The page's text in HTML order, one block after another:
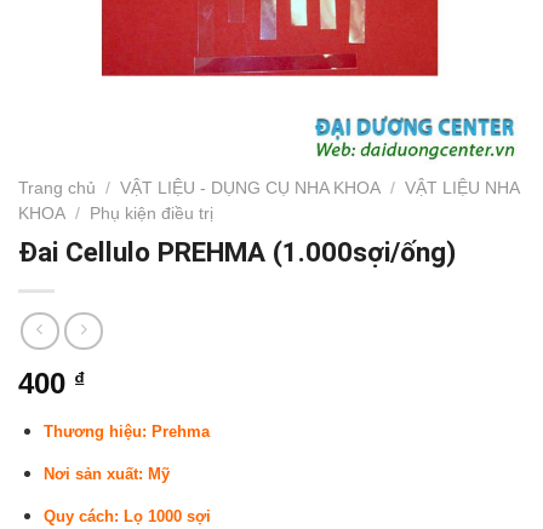
Trang chủ / VẬT LIỆU - DỤNG CỤ NHA KHOA / VẬT LIỆU NHA
KHOA / Phụ kiện điều trị
Đai Cellulo PREHMA (1.000sợi/ống)
400 ₫
Thương hiệu: Prehma
Nơi sản xuất: Mỹ
Quy cách: Lọ 1000 sợi